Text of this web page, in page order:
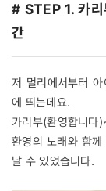
# STEP 1. 카리
간
저 멀리에서부터
에 띄는데요.
카리부(환영합니다
환영의 노래와 함
날 수 있었습니다.